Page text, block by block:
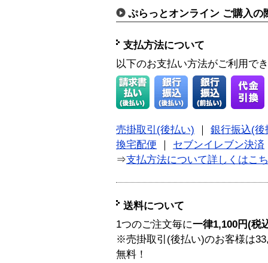
ぷらっとオンライン ご購入の
支払方法について
以下のお支払い方法がご利用で
売掛取引(後払い)
銀行振込(後
換宅配便
セブンイレブン決済
⇒支払方法について詳しくはこ
送料について
1つのご注文毎に一律1,100円(税
※売掛取引(後払い)のお客様は
無料！